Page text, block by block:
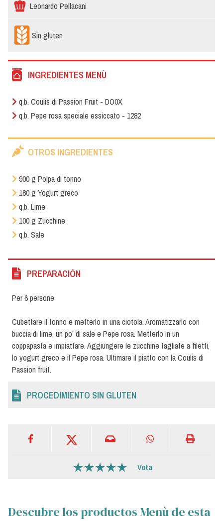
Leonardo Pellacani
Sin gluten
INGREDIENTES MENÙ
q.b. Coulis di Passion Fruit - DO0X
q.b. Pepe rosa speciale essiccato - 1282
OTROS INGREDIENTES
900 g Polpa di tonno
180 g Yogurt greco
q.b. Lime
100 g Zucchine
q.b. Sale
PREPARACIÓN
Per 6 persone
Cubettare il tonno e metterlo in una ciotola. Aromatizzarlo con
buccia di lime, un po’ di sale e Pepe rosa. Metterlo in un
coppapasta e impiattare. Aggiungere le zucchine tagliate a filetti,
lo yogurt greco e il Pepe rosa. Ultimare il piatto con la Coulis di
Passion fruit.
PROCEDIMIENTO SIN GLUTEN
Vota
Descubre los productos Menù de esta